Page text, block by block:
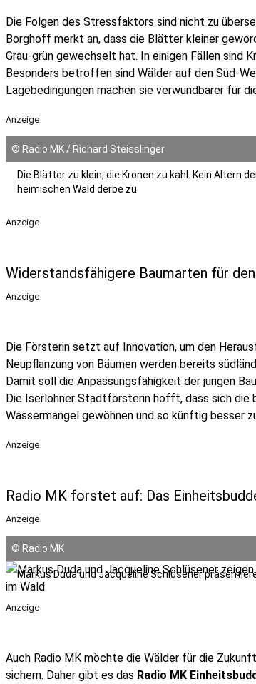
Die Folgen des Stressfaktors sind nicht zu
Borghoff merkt an, dass die Blätter kleiner
Grau-grün gewechselt hat. In einigen Fällen sind
Besonders betroffen sind Wälder auf den Süd-
Lagebedingungen machen sie verwundbarer für
Anzeige
© Radio MK / Richard Steisslinger
Die Blätter zu klein, die Kronen zu kahl. Kein Altern
heimischen Wald derbe zu.
Anzeige
Widerstandsfähigere Baumarten für
Anzeige
Die Försterin setzt auf Innovation, um den
Neupflanzung von Bäumen werden bereits
Damit soll die Anpassungsfähigkeit der jungen
Die Iserlohner Stadtförsterin hofft, dass sich die
Wassermangel gewöhnen und so künftig besser
Anzeige
Radio MK forstet auf: Das
Anzeige
© Radio MK
Markus Duda und Jacqueline Schlüsener
Anzeige
Auch Radio MK möchte die Wälder für die
sichern. Daher gibt es das Radio MK